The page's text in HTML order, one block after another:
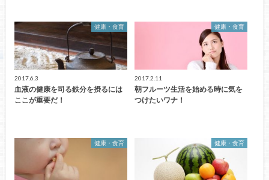
健康・食育
2017.6.3
血液の健康を司る鉄分を摂るには
ここが重要だ！
健康・食育
2017.2.11
朝フルーツ生活を始める時に気を
つけたいワナ！
健康・食育 健康・食育